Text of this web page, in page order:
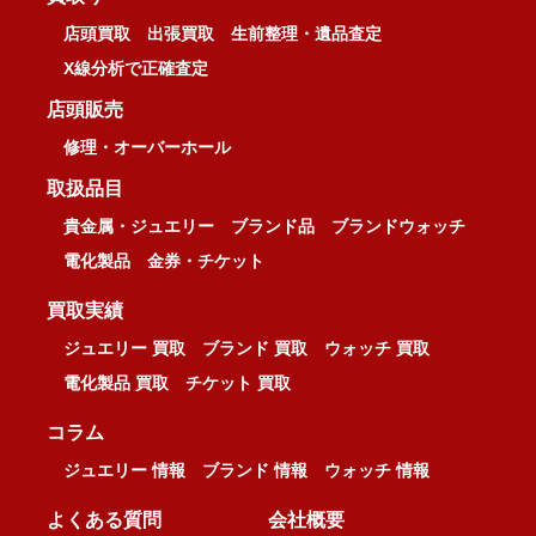
店頭買取 出張買取
生前整理・遺品査定
X線分析で正確査定
店頭販売
修理・オーバーホール
取扱品目
貴金属・ジュエリー ブランド品
ブランドウォッチ
電化製品
金券・チケット
買取実績
ジュエリー 買取 ブランド 買取
ウォッチ 買取
電化製品 買取
チケット 買取
コラム
ジュエリー 情報 ブランド 情報 ウォッチ 情報
よくある質問 会社概要